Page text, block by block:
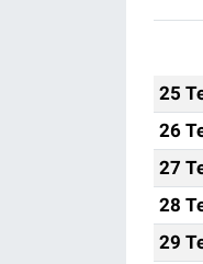
25
26
27
28
29